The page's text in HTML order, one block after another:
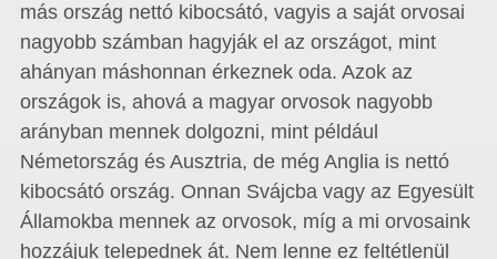
más ország nettó kibocsátó, vagyis a saját orvosai
nagyobb számban hagyják el az országot, mint
ahányan máshonnan érkeznek oda. Azok az
országok is, ahová a magyar orvosok nagyobb
arányban mennek dolgozni, mint például
Németország és Ausztria, de még Anglia is nettó
kibocsátó ország. Onnan Svájcba vagy az Egyesült
Államokba mennek az orvosok, míg a mi orvosaink
hozzájuk telepednek át. Nem lenne ez feltétlenül